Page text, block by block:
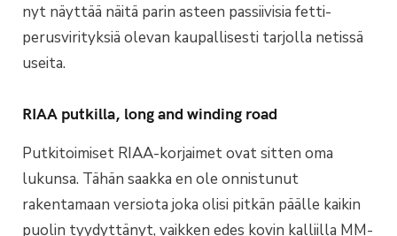
nyt näyttää näitä parin asteen passiivisia fetti-
perusvirityksiä olevan kaupallisesti tarjolla netissä
useita.
RIAA putkilla, long and winding road
Putkitoimiset RIAA-korjaimet ovat sitten oma
lukunsa. Tähän saakka en ole onnistunut
rakentamaan versiota joka olisi pitkän päälle kaikin
puolin tyydyttänyt, vaikken edes kovin kalliilla MM-